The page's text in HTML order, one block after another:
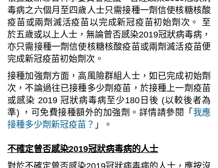
毒病之六個月至四歲人士只需接種一劑信使核糖核酸
疫苗或兩劑滅活疫苗以完成新冠疫苗初始劑次。 至
於五歲或以上人士，無論曾否感染2019冠狀病毒病，
亦只需接種一劑信使核糖核酸疫苗或兩劑滅活疫苗便
完成新冠疫苗初始劑次。
接種加強劑方面，高風險群組人士，如已完成初始劑
次，不論過往已接種多少劑疫苗，於接種上一劑疫苗
或感染 2019 冠狀病毒病至少180日後 (以較後者為
準) ，可免費接種額外的加強劑。詳情請參閱「 我應
接種多少劑新冠疫苗？ 」。
不確定曾否感染2019冠狀病毒病的人士